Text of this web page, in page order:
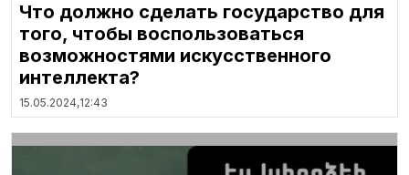
Что должно сделать государство для
того, чтобы воспользоваться
возможностями искусственного
интеллекта?
15.05.2024,12:43